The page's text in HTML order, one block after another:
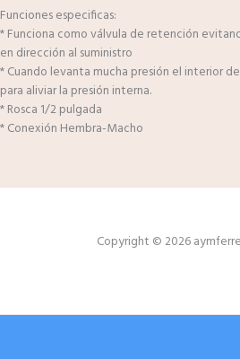
Funciones especificas:
* Funciona como válvula de retención
en dirección al suministro
* Cuando levanta mucha presión el interior
para aliviar la presión interna.
* Rosca 1/2 pulgada
* Conexión Hembra-Macho
Copyright © 2026